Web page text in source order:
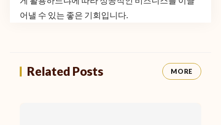
어낼 수 있는 좋은 기회입니다.
Related Posts MORE